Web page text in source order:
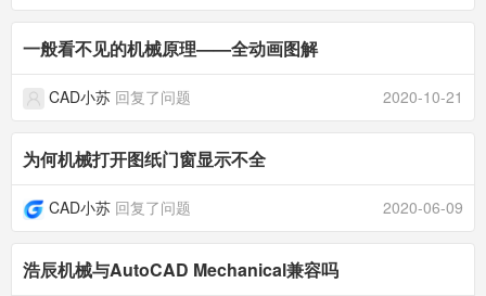
一般看不见的机械原理——全动画图解
CAD小苏 回复了问题 2020-10-21
为何机械打开图纸门窗显示不全
CAD小苏 回复了问题 2020-06-09
浩辰机械与AutoCAD Mechanical兼容吗